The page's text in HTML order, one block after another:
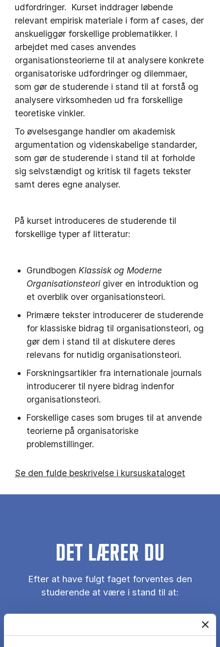
udfordringer. Kurset inddrager løbende
relevant empirisk materiale i form af cases, der
anskueliggør forskellige problematikker. I
arbejdet med cases anvendes
organisationsteorierne til at analysere konkrete
organisatoriske udfordringer og dilemmaer,
som gør de studerende i stand til at forstå og
analysere virksomheden ud fra forskellige
teoretiske vinkler.
To øvelsesgange handler om akademisk
argumentation og videnskabelige standarder,
som gør de studerende i stand til at forholde
sig selvstændigt og kritisk til fagets tekster
samt deres egne analyser.
På kurset introduceres de studerende til
forskellige typer af litteratur:
Grundbogen Klassisk og Moderne
Organisationsteorigiver en introduktion og
et overblik over organisationsteori.
Primære tekster introducerer de studerende
for klassiske bidrag til organisationsteori, og
gør dem i stand til at diskutere deres
relevans for nutidig organisationsteori.
Forskningsartikler fra internationale journals
introducerer til nyere bidrag indenfor
organisationsteori.
Forskellige cases som bruges til at anvende
teorierne på organisatoriske
problemstillinger.
Se den fulde beskrivelse i kursuskataloget
DET LÆRER DU
Efter at have fulgt faget forventes den
studerende at være i stand til at:
foretage en teoretisk baseret analyse af en